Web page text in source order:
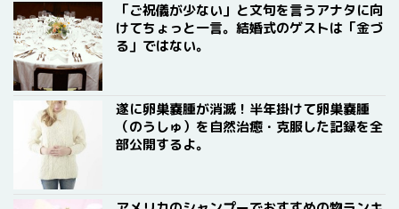
「ご祝儀が少ない」と文句を言うアナタに向
けてちょっと一言。結婚式のゲストは「金づ
る」ではない。
遂に卵巣嚢腫が消滅！半年掛けて卵巣嚢腫
（のうしゅ）を自然治癒・克服した記録を全
部公開するよ。